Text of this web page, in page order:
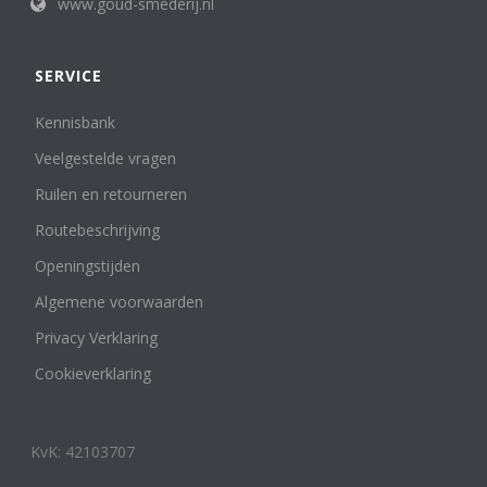
SERVICE
Kennisbank
Veelgestelde vragen
Ruilen en retourneren
Routebeschrijving
Openingstijden
Algemene voorwaarden
Privacy Verklaring
Cookieverklaring
KvK: 42103707